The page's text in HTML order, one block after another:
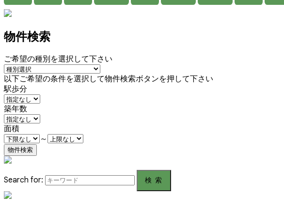
物件検索
ご希望の種別を選択して下さい
以下ご希望の条件を選択して物件検索ボタンを押して下さい
駅歩分
築年数
面積
～
Search for: